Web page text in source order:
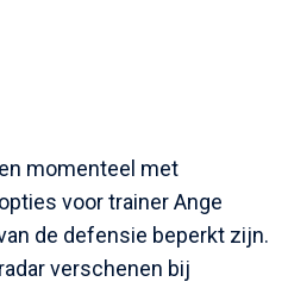
momenteel met
voor trainer Ange
de defensie beperkt zijn.
verschenen bij